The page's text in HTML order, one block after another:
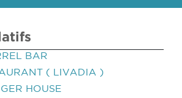
BAR
( LIVADIA )
HOUSE